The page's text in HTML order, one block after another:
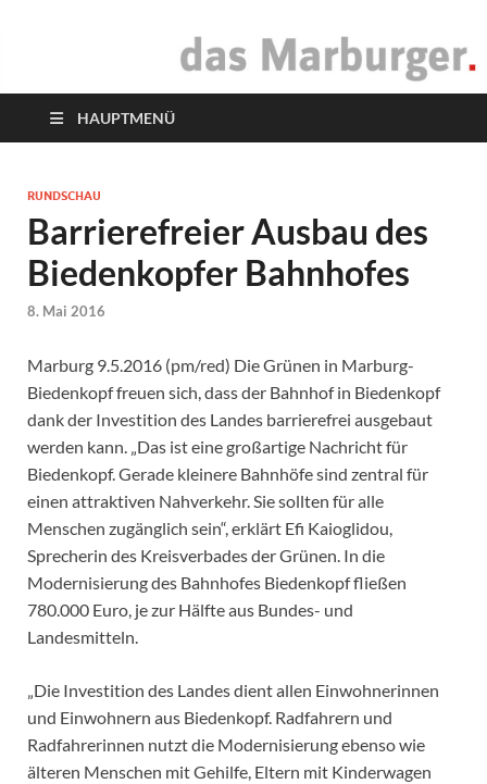
das Marburger.
HAUPTMENÜ
RUNDSCHAU
Barrierefreier Ausbau des
Biedenkopfer Bahnhofes
8. Mai 2016
Marburg 9.5.2016 (pm/red) Die Grünen in Marburg-
Biedenkopf freuen sich, dass der Bahnhof in Biedenkopf
dank der Investition des Landes barrierefrei ausgebaut
werden kann. „Das ist eine großartige Nachricht für
Biedenkopf. Gerade kleinere Bahnhöfe sind zentral für
einen attraktiven Nahverkehr. Sie sollten für alle
Menschen zugänglich sein“, erklärt Efi Kaioglidou,
Sprecherin des Kreisverbades der Grünen. In die
Modernisierung des Bahnhofes Biedenkopf fließen
780.000 Euro, je zur Hälfte aus Bundes- und
Landesmitteln.
„Die Investition des Landes dient allen Einwohnerinnen
und Einwohnern aus Biedenkopf. Radfahrern und
Radfahrerinnen nutzt die Modernisierung ebenso wie
älteren Menschen mit Gehilfe, Eltern mit Kinderwagen